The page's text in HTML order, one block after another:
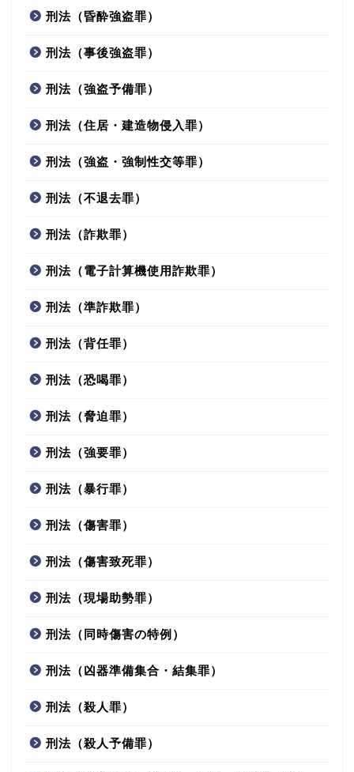
刑法（昏酔強盗罪）
刑法（事後強盗罪）
刑法（強盗予備罪）
刑法（住居・建造物侵入罪）
刑法（強盗・強制性交等罪）
刑法（不退去罪）
刑法（詐欺罪）
刑法（電子計算機使用詐欺罪）
刑法（準詐欺罪）
刑法（背任罪）
刑法（恐喝罪）
刑法（脅迫罪）
刑法（強要罪）
刑法（暴行罪）
刑法（傷害罪）
刑法（傷害致死罪）
刑法（現場助勢罪）
刑法（同時傷害の特例）
刑法（凶器準備集合・結集罪）
刑法（殺人罪）
刑法（殺人予備罪）